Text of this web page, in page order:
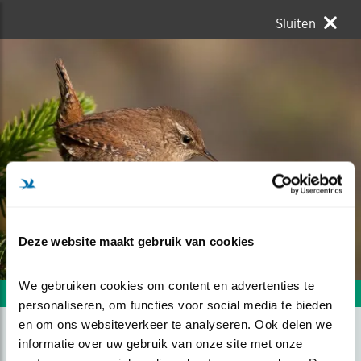
Deze website maakt gebruik van cookies
We gebruiken cookies om content en advertenties te
personaliseren, om functies voor social media te bieden
en om ons websiteverkeer te analyseren. Ook delen we
informatie over uw gebruik van onze site met onze
Sluiten
Volgende foto Vorige foto